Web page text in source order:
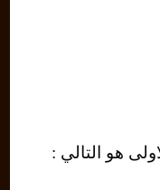
هو التالي :